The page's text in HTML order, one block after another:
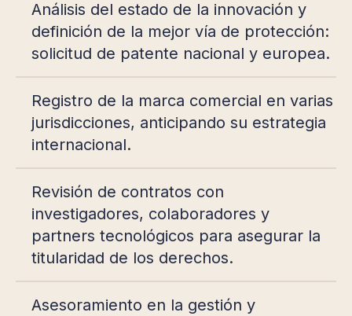
Análisis del estado de la innovación y
definición de la mejor vía de protección:
solicitud de patente nacional y europea.
Registro de la marca comercial en varias
jurisdicciones, anticipando su estrategia
internacional.
Revisión de contratos con
investigadores, colaboradores y
partners tecnológicos para asegurar la
titularidad de los derechos.
Asesoramiento en la gestión y